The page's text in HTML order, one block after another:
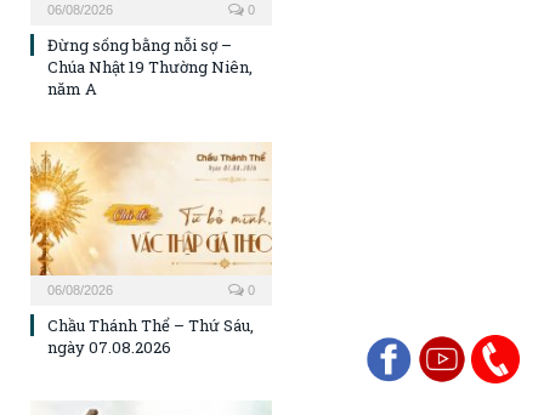
06/08/2026 0
Đừng sống bằng nỗi sợ –
Chúa Nhật 19 Thường Niên,
năm A
06/08/2026 0
Chầu Thánh Thể – Thứ Sáu,
ngày 07.08.2026